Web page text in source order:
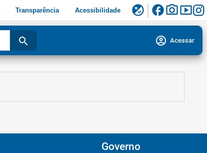
Transparência Acessibilidade flaky facebookphoto_camerasmart_display
search account_circle Acessar
Governo